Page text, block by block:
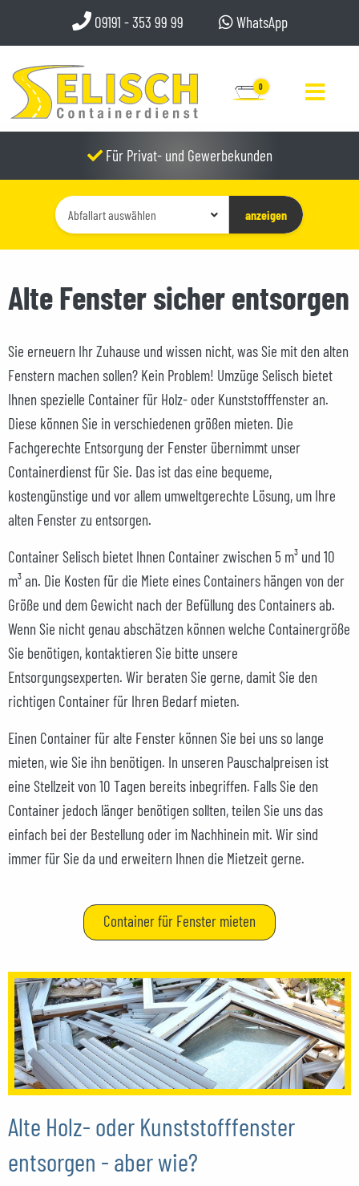
09191 - 353 99 99 WhatsApp
0
Für Privat- und Gewerbekunden
Container-
Typ
anzeigen
Alte Fenster sicher entsorgen
Sie erneuern Ihr Zuhause und wissen nicht, was Sie mit den alten
Fenstern machen sollen? Kein Problem! Umzüge Selisch bietet
Ihnen spezielle Container für Holz- oder Kunststofffenster an.
Diese können Sie in verschiedenen größen mieten. Die
Fachgerechte Entsorgung der Fenster übernimmt unser
Containerdienst für Sie. Das ist das eine bequeme,
kostengünstige und vor allem umweltgerechte Lösung, um Ihre
alten Fenster zu entsorgen.
Container Selisch bietet Ihnen Container zwischen 5 m³ und 10
m³ an. Die Kosten für die Miete eines Containers hängen von der
Größe und dem Gewicht nach der Befüllung des Containers ab.
Wenn Sie nicht genau abschätzen können welche Containergröße
Sie benötigen, kontaktieren Sie bitte unsere
Entsorgungsexperten. Wir beraten Sie gerne, damit Sie den
richtigen Container für Ihren Bedarf mieten.
Einen Container für alte Fenster können Sie bei uns so lange
mieten, wie Sie ihn benötigen. In unseren Pauschalpreisen ist
eine Stellzeit von 10 Tagen bereits inbegriffen. Falls Sie den
Container jedoch länger benötigen sollten, teilen Sie uns das
einfach bei der Bestellung oder im Nachhinein mit. Wir sind
immer für Sie da und erweitern Ihnen die Mietzeit gerne.
Container für Fenster mieten
Alte Holz- oder Kunststofffenster
entsorgen - aber wie?